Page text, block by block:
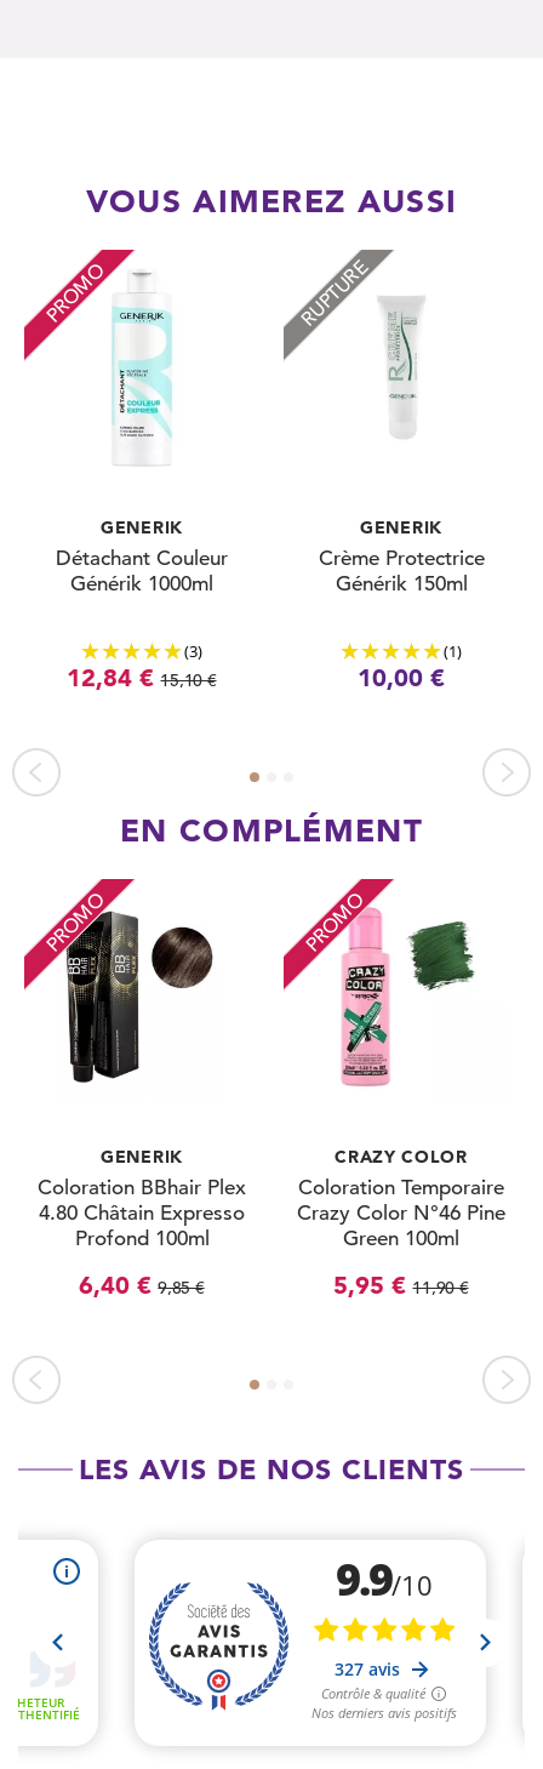
VOUS AIMEREZ AUSSI
PROMO
GENERIK
Détachant Couleur
Générik 1000ml
(3)
12,84 € 15,10 €
RUPTURE
GENERIK
Crème Protectrice
Générik 150ml
(1)
10,00 €
EN COMPLÉMENT
PROMO
GENERIK
Coloration BBhair Plex
4.80 Châtain Expresso
Profond 100ml
6,40 € 9,85 €
PROMO
CRAZY COLOR
Coloration Temporaire
Crazy Color N°46 Pine
Green 100ml
5,95 € 11,90 €
LES AVIS DE NOS CLIENTS